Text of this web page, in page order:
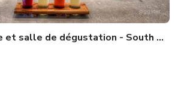
et salle de dégustation - South Slope